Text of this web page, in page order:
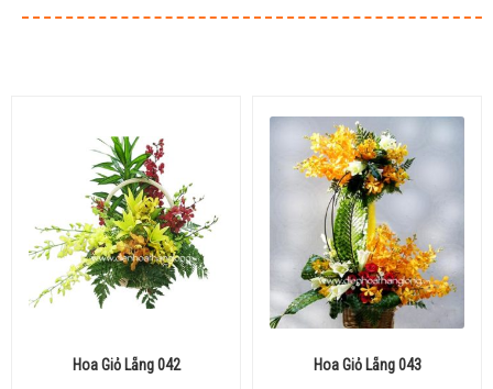
Hoa Giỏ Lẵng 042 Hoa Giỏ Lẵng 043